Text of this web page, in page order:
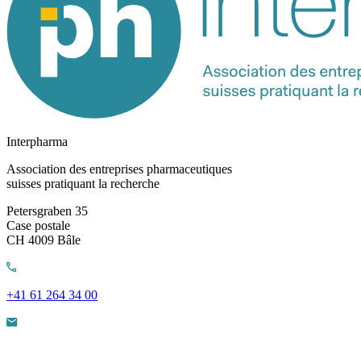
Interpharma
Association des entreprises pharmaceutiques
suisses pratiquant la recherche
Petersgraben 35
Case postale
CH 4009 Bâle
+41 61 264 34 00